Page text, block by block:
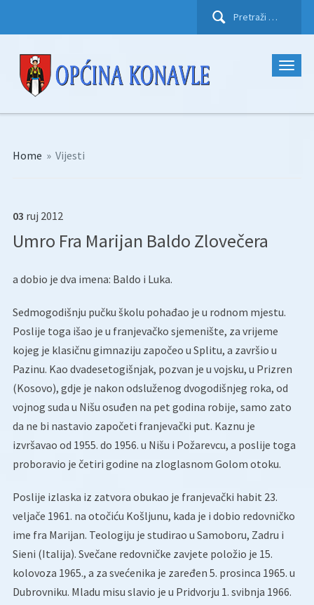
Pretraži:
Home » Vijesti
03 ruj 2012
Umro Fra Marijan Baldo Zlovečera
a dobio je dva imena: Baldo i Luka.
Sedmogodišnju pučku školu pohađao je u rodnom mjestu.
Poslije toga išao je u franjevačko sjemenište, za vrijeme
kojeg je klasičnu gimnaziju započeo u Splitu, a završio u
Pazinu. Kao dvadesetogišnjak, pozvan je u vojsku, u Prizren
(Kosovo), gdje je nakon odsluženog dvogodišnjeg roka, od
vojnog suda u Nišu osuđen na pet godina robije, samo zato
da ne bi nastavio započeti franjevački put. Kaznu je
izvršavao od 1955. do 1956. u Nišu i Požarevcu, a poslije toga
proboravio je četiri godine na zloglasnom Golom otoku.
Poslije izlaska iz zatvora obukao je franjevački habit 23.
veljače 1961. na otočiću Košljunu, kada je i dobio redovničko
ime fra Marijan. Teologiju je studirao u Samoboru, Zadru i
Sieni (Italija). Svečane redovničke zavjete položio je 15.
kolovoza 1965., a za svećenika je zaređen 5. prosinca 1965. u
Dubrovniku. Mladu misu slavio je u Pridvorju 1. svibnja 1966.